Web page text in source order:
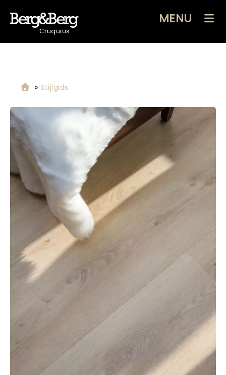
Cruquius
MENU
» Stijlgids